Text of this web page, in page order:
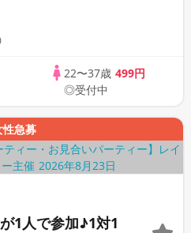
22〜37歳 499円
◎受付中
性急募
1人で参加♪1対1